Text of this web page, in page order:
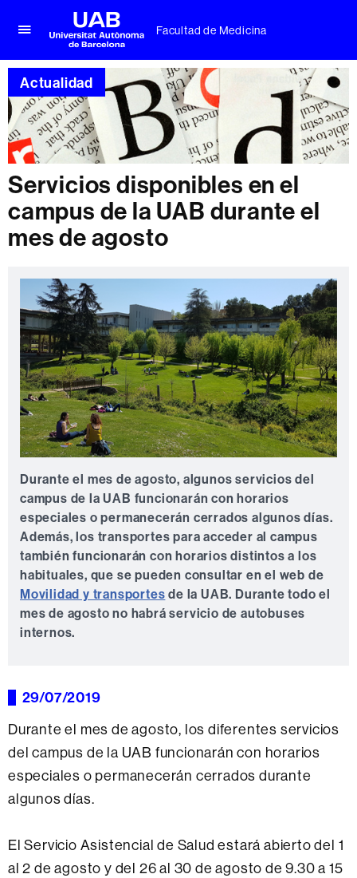
aquí
para
desplegar
el
menú
de
Facultad
Medicina
Universitat
Autònoma
de
Barcelona
Facultad de Medicina
Actualidad
Servicios disponibles en el
campus de la UAB durante el
mes de agosto
Durante el mes de agosto, algunos servicios del
campus de la UAB funcionarán con horarios
especiales o permanecerán cerrados algunos días.
Además, los transportes para acceder al campus
también funcionarán con horarios distintos a los
habituales, que se pueden consultar en el web de
Movilidad y transportes de la UAB. Durante todo el
mes de agosto no habrá servicio de autobuses
internos.
29/07/2019
Durante el mes de agosto, los diferentes servicios
del campus de la UAB funcionarán con horarios
especiales o permanecerán cerrados durante
algunos días.
El Servicio Asistencial de Salud estará abierto del 1
al 2 de agosto y del 26 al 30 de agosto de 9.30 a 15